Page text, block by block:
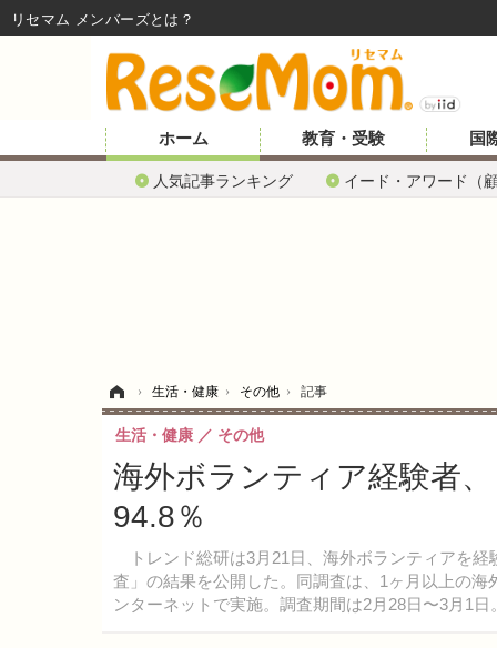
ホーム
人気記事ランキング イード・アワード（
教育・受験 国
› 生活・健康 › その他 › 記事
海外ボランティア経験者
94.8％
トレンド総研は3月21日、海外ボランティアを経
査」の結果を公開した。同調査は、1ヶ月以上の
ンターネットで実施。調査期間は2月28日〜3月1日。
生活・健康 その他
リセマム メンバーズ